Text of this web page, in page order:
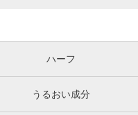
ハーフ
うるおい成分